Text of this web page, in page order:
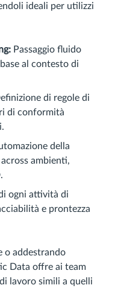
ideali per utilizzi
Passaggio fluido
al contesto di
di regole di
di conformità
della
ambienti,
ogni attività di
e prontezza
o addestrando
Data offre ai team
lavoro simili a quelli